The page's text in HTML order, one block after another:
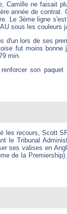
Camille ne faisait
année de contrat.
Le 3ème ligne
sous les couleurs
d'un lors de ses
fut moins bonne
min.
son
recours, Scott
le Tribunal
ses valises en
de la